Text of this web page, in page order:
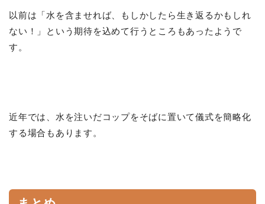
以前は「水を含ませれば、もしかしたら生き返るかもしれ
ない！」という期待を込めて行うところもあったようで
す。
近年では、水を注いだコップをそばに置いて儀式を簡略化
する場合もあります。